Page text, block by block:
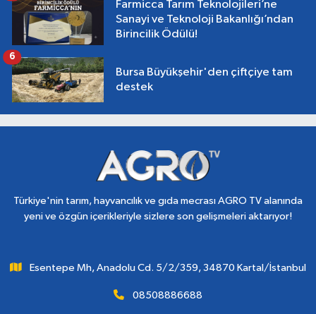
Farmicca Tarım Teknolojileri’ne
Sanayi ve Teknoloji Bakanlığı’ndan
Birincilik Ödülü!
Bursa Büyükşehir'den çiftçiye tam
destek
6
Türkiye'nin tarım, hayvancılık ve gıda mecrası AGRO TV alanında
yeni ve özgün içerikleriyle sizlere son gelişmeleri aktarıyor!
Esentepe Mh, Anadolu Cd. 5/2/359, 34870 Kartal/İstanbul
08508886688